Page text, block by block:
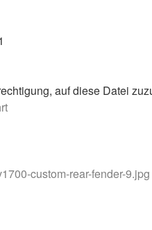
auf diese Datei
custom-rear-fender-9.jpg